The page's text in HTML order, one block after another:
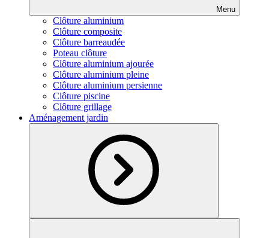
Menu
Clôture aluminium
Clôture composite
Clôture barreaudée
Poteau clôture
Clôture aluminium ajourée
Clôture aluminium pleine
Clôture aluminium persienne
Clôture piscine
Clôture grillage
Aménagement jardin